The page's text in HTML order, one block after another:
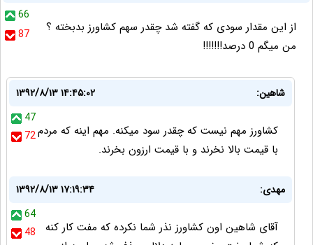
66
87
از این مقدار سودی که گفته شد چقدر سهم کشاورز بدبخته ؟
من میگم 0 درصد!!!!!!!
شاهین:
۱۳۹۲/۸/۱۳ ۱۴:۴۵:۰۲
47
72کشاورز مهم نیست که چقدر سود میکنه. مهم اینه که مردم
با قیمت بالا نخرند و با قیمت ارزون بخرند.
مهدی:
۱۳۹۲/۸/۱۳ ۱۷:۱۹:۳۴
64
48
آقای شاهین اون کشاورز نذر شما نکرده که مفت کار کنه